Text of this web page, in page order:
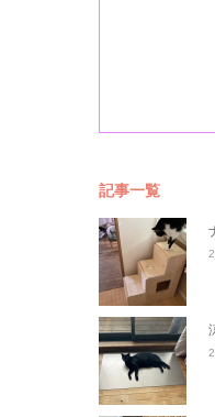
記事一覧